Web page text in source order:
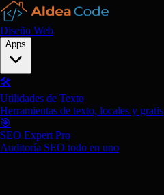
Diseño Web
Apps
🛠️
Utilidades de Texto
Herramientas de texto, locales y gratis
🎯
SEO Expert Pro
Auditoría SEO todo en uno